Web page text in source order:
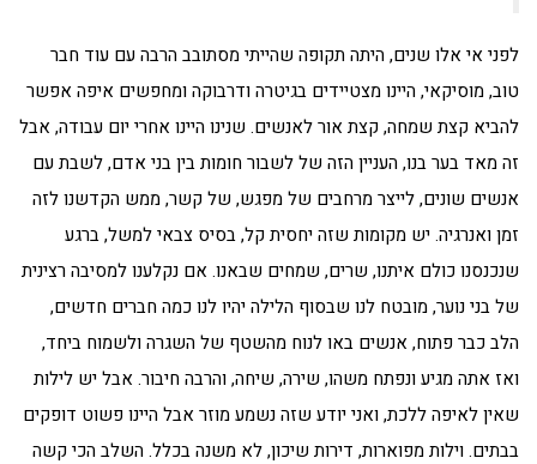
לפני אי אלו שנים, היתה תקופה שהייתי מסתובב הרבה עם עוד חבר
טוב, מוסיקאי, היינו מצטיידים בגיטרה ודרבוקה ומחפשים איפה אפשר
להביא קצת שמחה, קצת אור לאנשים. שנינו היינו אחרי יום עבודה, אבל
זה מאד בער בנו, העניין הזה של לשבור חומות בין בני אדם, לשבת עם
אנשים שונים, לייצר מרחבים של מפגש, של קשר, ממש הקדשנו לזה
זמן ואנרגיה. יש מקומות שזה יחסית קל, בסיס צבאי למשל, ברגע
שנכנסנו כולם איתנו, שרים, שמחים שבאנו. אם נקלענו למסיבה רצינית
של בני נוער, מובטח לנו שבסוף הלילה יהיו לנו כמה חברים חדשים,
הלב כבר פתוח, אנשים באו לנוח מהשטף של השגרה ולשמוח ביחד,
ואז אתה מגיע ונפתח משהו, שירה, שיחה, והרבה חיבור. אבל יש לילות
שאין לאיפה ללכת, ואני יודע שזה נשמע מוזר אבל היינו פשוט דופקים
בבתים. וילות מפוארות, דירות שיכון, לא משנה בכלל. השלב הכי קשה